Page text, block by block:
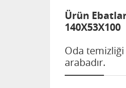
Ürün
140X53X100
Oda
arabadır.